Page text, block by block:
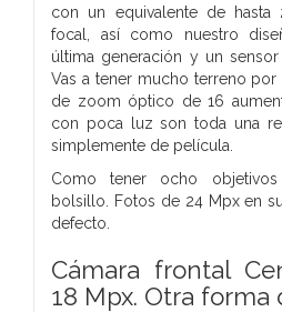
con un equivalente de
focal, así como nuestro
última generación y un
Vas a tener mucho terreno
de zoom óptico de 16
con poca luz son toda una
simplemente de película.
Como tener ocho
bolsillo. Fotos de 24 Mpx en
defecto.
Cámara frontal
18 Mpx. Otra forma